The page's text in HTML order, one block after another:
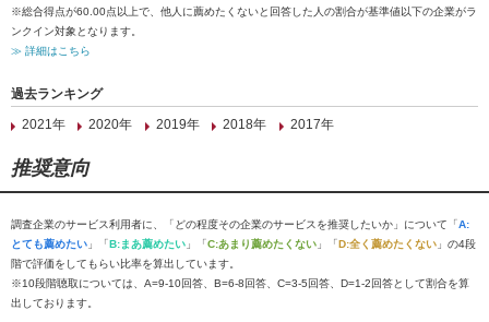
※総合得点が60.00点以上で、他人に薦めたくないと回答した人の割合が基準値以下の企業がラ
ンクイン対象となります。
≫ 詳細はこちら
過去ランキング
2021年
2020年 2019年 2018年 2017年
推奨意向
調査企業のサービス利用者に、「どの程度その企業のサービスを推奨したいか」について「A:
とても薦めたい 」「B:まあ薦めたい 」「C:あまり薦めたくない 」「D:全く薦めたくない 」の4段
階で評価をしてもらい比率を算出しています。
※10段階聴取については、A=9-10回答、B=6-8回答、C=3-5回答、D=1-2回答として割合を算
出しております。